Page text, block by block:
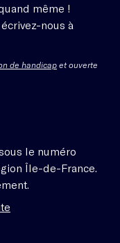
même !
nous à
de handicap et ouverte
le numéro
Île-de-France.